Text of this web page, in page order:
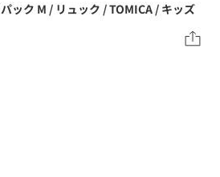
ック M / リュック / TOMICA / キッズ